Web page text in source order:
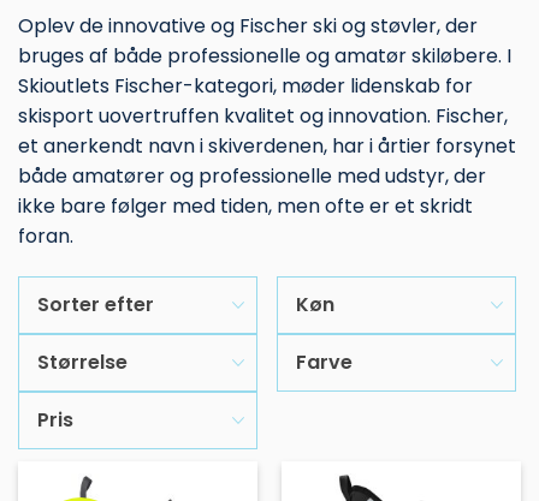
Oplev de innovative og Fischer ski og støvler, der
bruges af både professionelle og amatør skiløbere. I
Skioutlets Fischer-kategori, møder lidenskab for
skisport uovertruffen kvalitet og innovation. Fischer,
et anerkendt navn i skiverdenen, har i årtier forsynet
både amatører og professionelle med udstyr, der
ikke bare følger med tiden, men ofte er et skridt
foran.
Sorter efter Køn
Størrelse Farve
Pris